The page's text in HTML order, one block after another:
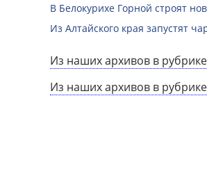
В Белокурихе Горной строят
Из Алтайского края запустят
Из наших архивов в
Из наших архивов в